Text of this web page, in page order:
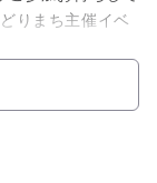
りまち主催イベ